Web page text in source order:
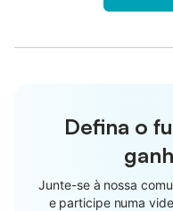
Defina o
Junte-se à nossa
e participe numa